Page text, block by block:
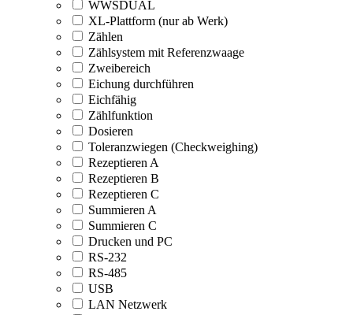
WWSDUAL
XL-Plattform (nur ab Werk)
Zählen
Zählsystem mit Referenzwaage
Zweibereich
Eichung durchführen
Eichfähig
Zählfunktion
Dosieren
Toleranzwiegen (Checkweighing)
Rezeptieren A
Rezeptieren B
Rezeptieren C
Summieren A
Summieren C
Drucken und PC
RS-232
RS-485
USB
LAN Netzwerk